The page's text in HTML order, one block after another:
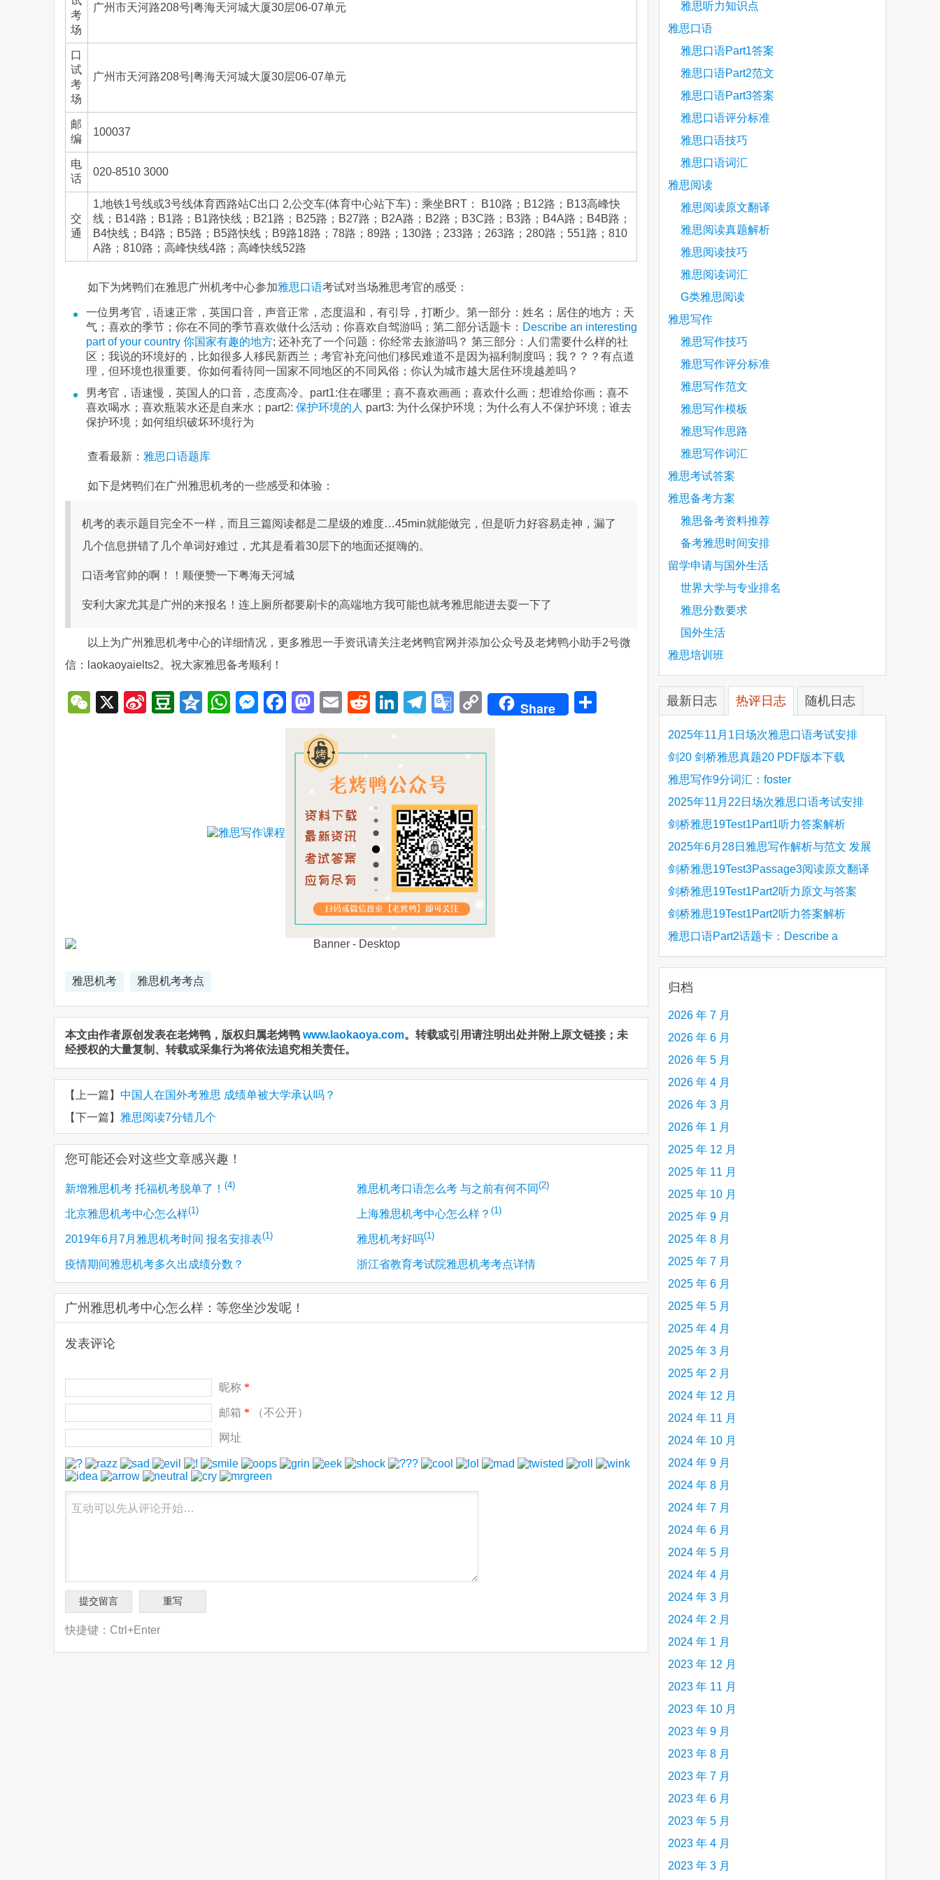
考
场
广州市天河路208号|粤海天河城大厦30层06-07单元
口
试
考
场
广州市天河路208号|粤海天河城大厦30层06-07单元
邮
编
100037
电
话
020-8510 3000
交
通
1,地铁1号线或3号线体育西路站C出口 2,公交车(体育中心站下车)：乘坐BRT： B10路；B12路；B13高峰快
线；B14路；B1路；B1路快线；B21路；B25路；B27路；B2A路；B2路；B3C路；B3路；B4A路；B4B路；
B4快线；B4路；B5路；B5路快线；B9路18路；78路；89路；130路；233路；263路；280路；551路；810
A路；810路；高峰快线4路；高峰快线52路
如下为烤鸭们在雅思广州机考中心参加雅思口语考试对当场雅思考官的感受：
一位男考官，语速正常，英国口音，声音正常，态度温和，有引导，打断少。第一部分：姓名；居住的地方；天
气；喜欢的季节；你在不同的季节喜欢做什么活动；你喜欢自驾游吗；第二部分话题卡： Describe an interesting
part of your country 你国家有趣的地方; 还补充了一个问题：你经常去旅游吗？ 第三部分：人们需要什么样的社
区；我说的环境好的，比如很多人移民新西兰；考官补充问他们移民难道不是因为福利制度吗；我？？？有点道
理，但环境也很重要。你如何看待同一国家不同地区的不同风俗；你认为城市越大居住环境越差吗？
男考官，语速慢，英国人的口音，态度高冷。part1:住在哪里；喜不喜欢画画；喜欢什么画；想谁给你画；喜不
喜欢喝水；喜欢瓶装水还是自来水；part2: 保护环境的人 part3: 为什么保护环境；为什么有人不保护环境；谁去
保护环境；如何组织破坏环境行为
查看最新： 雅思口语题库
如下是烤鸭们在广州雅思机考的一些感受和体验：
机考的表示题目完全不一样，而且三篇阅读都是二星级的难度…45min就能做完，但是听力好容易走神，漏了
几个信息拼错了几个单词好难过，尤其是看着30层下的地面还挺嗨的。
口语考官帅的啊！！顺便赞一下粤海天河城
安利大家尤其是广州的来报名！连上厕所都要刷卡的高端地方我可能也就考雅思能进去耍一下了
以上为广州雅思机考中心的详细情况，更多雅思一手资讯请关注老烤鸭官网并添加公众号及老烤鸭小助手2号微
信：laokaoyaielts2。祝大家雅思备考顺利！
WeChat
X
SinaDouban
QzoneWhatsApp
Messenger
Facebook
Mastodon
EmailRedditLinkedIn
Telegram
Google
CopyShare
雅思机考 雅思机考考点
本文由作者原创发表在老烤鸭，版权归属老烤鸭 www.laokaoya.com。转载或引用请注明出处并附上原文链接；未
经授权的大量复制、转载或采集行为将依法追究相关责任。
【上一篇】 中国人在国外考雅思 成绩单被大学承认吗？
【下一篇】 雅思阅读7分错几个
您可能还会对这些文章感兴趣！
新增雅思机考 托福机考脱单了！ (4) 雅思机考口语怎么考 与之前有何不同 (2)
北京雅思机考中心怎么样(1) 上海雅思机考中心怎么样？ (1)
2019年6月7月雅思机考时间 报名安排表(1) 雅思机考好吗(1)
疫情期间雅思机考多久出成绩分数？ 浙江省教育考试院雅思机考考点详情
广州雅思机考中心怎么样：等您坐沙发呢！
发表评论
昵称 *
邮箱 * （不公开）
网址
快捷键：Ctrl+Enter
雅思听力知识点
雅思口语
雅思口语Part1答案
雅思口语Part2范文
雅思口语Part3答案
雅思口语评分标准
雅思口语技巧
雅思口语词汇
雅思阅读
雅思阅读原文翻译
雅思阅读真题解析
雅思阅读技巧
雅思阅读词汇
G类雅思阅读
雅思写作
雅思写作技巧
雅思写作评分标准
雅思写作范文
雅思写作模板
雅思写作思路
雅思写作词汇
雅思考试答案
雅思备考方案
雅思备考资料推荐
备考雅思时间安排
留学申请与国外生活
世界大学与专业排名
雅思分数要求
国外生活
雅思培训班
最新日志 热评日志 随机日志
2025年11月1日场次雅思口语考试安排
剑20 剑桥雅思真题20 PDF版本下载
雅思写作9分词汇：foster
2025年11月22日场次雅思口语考试安排
剑桥雅思19Test1Part1听力答案解析
Hinchingbrooke Country Park
2025年6月28日雅思写作解析与范文 发展
旅游业 手把手带你写高分范文
剑桥雅思19Test3Passage3阅读原文翻译
Is the era of artificial speech translation
upon us 人工智能语言翻译
剑桥雅思19Test1Part2听力原文与答案
Stanthorpe Twinning Association
剑桥雅思19Test1Part2听力答案解析
Stanthorpe Twinning Association
雅思口语Part2话题卡：Describe a
creative person (e.g. an artist, a musician,
etc.) you admire 钦佩的有创造力的人
归档
2026 年 7 月
2026 年 6 月
2026 年 5 月
2026 年 4 月
2026 年 3 月
2026 年 1 月
2025 年 12 月
2025 年 11 月
2025 年 10 月
2025 年 9 月
2025 年 8 月
2025 年 7 月
2025 年 6 月
2025 年 5 月
2025 年 4 月
2025 年 3 月
2025 年 2 月
2024 年 12 月
2024 年 11 月
2024 年 10 月
2024 年 9 月
2024 年 8 月
2024 年 7 月
2024 年 6 月
2024 年 5 月
2024 年 4 月
2024 年 3 月
2024 年 2 月
2024 年 1 月
2023 年 12 月
2023 年 11 月
2023 年 10 月
2023 年 9 月
2023 年 8 月
2023 年 7 月
2023 年 6 月
2023 年 5 月
2023 年 4 月
2023 年 3 月